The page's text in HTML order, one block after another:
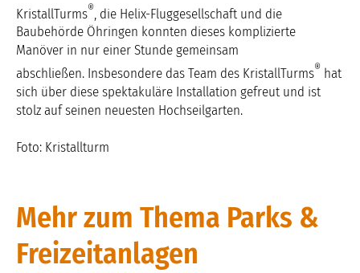
KristallTurms®, die Helix-Fluggesellschaft und die
Baubehörde Öhringen konnten dieses komplizierte
Manöver in nur einer Stunde gemeinsam
abschließen. Insbesondere das Team des KristallTurms® hat
sich über diese spektakuläre Installation gefreut und ist
stolz auf seinen neuesten Hochseilgarten.
Foto: Kristallturm
Mehr zum Thema Parks &
Freizeitanlagen